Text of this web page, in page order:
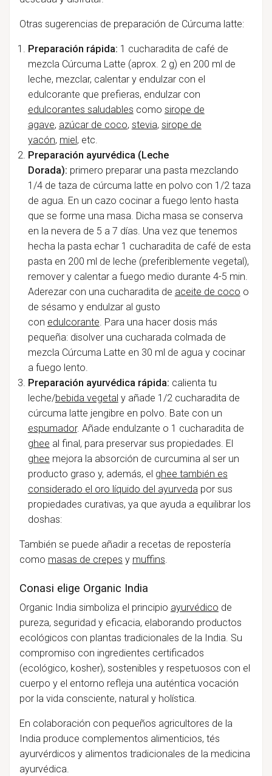
Otras sugerencias de preparación de Cúrcuma latte:
Preparación rápida: 1 cucharadita de café de
mezcla Cúrcuma Latte (aprox. 2 g) en 200 ml de
leche, mezclar, calentar y endulzar con el
edulcorante que prefieras, endulzar con
edulcorantes saludables como sirope de
agave, azúcar de coco, stevia, sirope de
yacón, miel, etc.
Preparación ayurvédica (Leche
Dorada): primero preparar una pasta mezclando
1/4 de taza de cúrcuma latte en polvo con 1/2 taza
de agua. En un cazo cocinar a fuego lento hasta
que se forme una masa. Dicha masa se conserva
en la nevera de 5 a 7 días. Una vez que tenemos
hecha la pasta echar 1 cucharadita de café de esta
pasta en 200 ml de leche (preferiblemente vegetal),
remover y calentar a fuego medio durante 4-5 min.
Aderezar con una cucharadita de aceite de coco o
de sésamo y endulzar al gusto
con edulcorante. Para una hacer dosis más
pequeña: disolver una cucharada colmada de
mezcla Cúrcuma Latte en 30 ml de agua y cocinar
a fuego lento.
Preparación ayurvédica rápida: calienta tu
leche/bebida vegetal y añade 1/2 cucharadita de
cúrcuma latte jengibre en polvo. Bate con un
espumador. Añade endulzante o 1 cucharadita de
ghee al final, para preservar sus propiedades. El
ghee mejora la absorción de curcumina al ser un
producto graso y, además, el ghee también es
considerado el oro líquido del ayurvedapor sus
propiedades curativas, ya que ayuda a equilibrar los
doshas:
También se puede añadir a recetas de repostería
como masas de crepes y muffins.
Conasi elige Organic India
Organic India simboliza el principio ayurvédico de
pureza, seguridad y eficacia, elaborando productos
ecológicos con plantas tradicionales de la India. Su
compromiso con ingredientes certificados
(ecológico, kosher), sostenibles y respetuosos con el
cuerpo y el entorno refleja una auténtica vocación
por la vida consciente, natural y holística.
En colaboración con pequeños agricultores de la
India produce complementos alimenticios, tés
ayurvérdicos y alimentos tradicionales de la medicina
ayurvédica.